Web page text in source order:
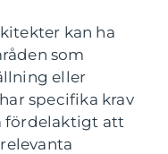
kan ha
som
eller
specifika krav
fördelaktigt att